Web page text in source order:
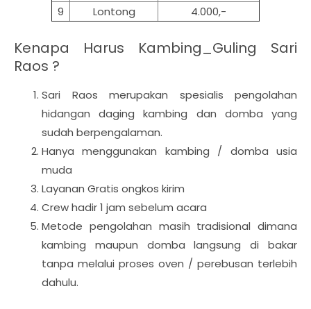
9
Lontong 4.000,-
Kenapa Harus Kambing_Guling Sari
Raos ?
Sari Raos merupakan spesialis pengolahan
hidangan daging kambing dan domba yang
sudah berpengalaman.
Hanya menggunakan kambing / domba usia
muda
Layanan Gratis ongkos kirim
Crew hadir 1 jam sebelum acara
Metode pengolahan masih tradisional dimana
kambing maupun domba langsung di bakar
tanpa melalui proses oven / perebusan terlebih
dahulu.